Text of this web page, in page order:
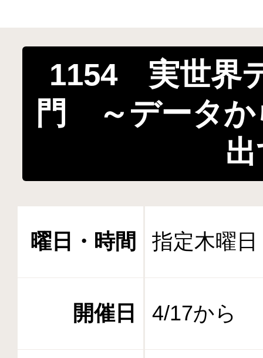
1154 実世界
門 ～データか
曜日・時間 指定木曜
開催日 4/17から